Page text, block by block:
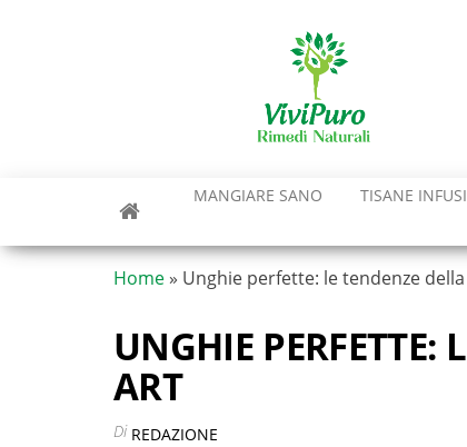
MANGIARE SANO TISANE
Home » Unghie perfette: le tendenze
UNGHIE PERFETTE:
ART
Di REDAZIONE